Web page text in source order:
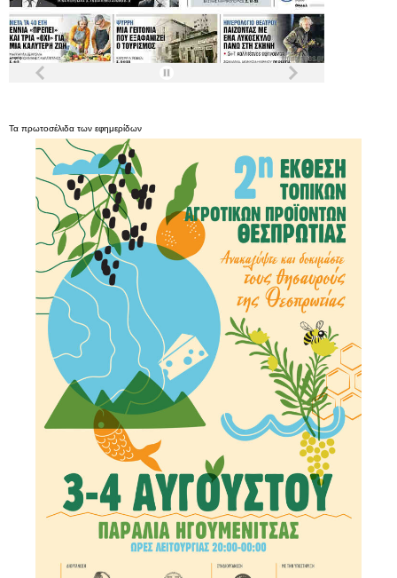
Τα πρωτοσέλιδα των εφημερίδων